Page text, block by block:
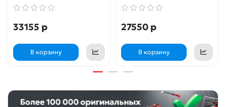
33155 р
В корзину
27550 р
В корзину